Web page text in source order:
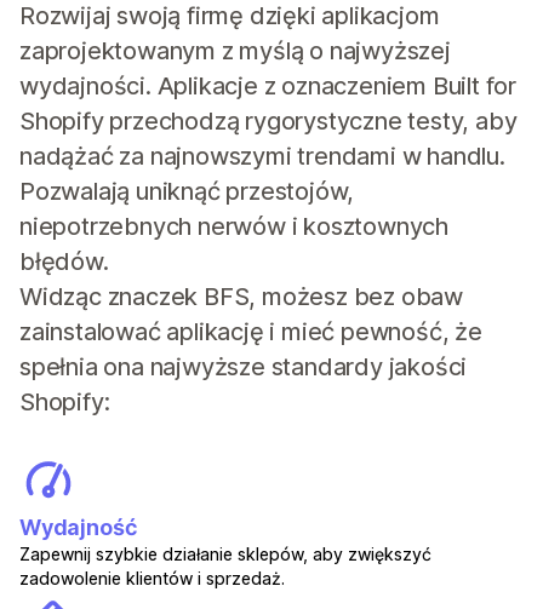
Rozwijaj swoją firmę dzięki aplikacjom
zaprojektowanym z myślą o najwyższej
wydajności. Aplikacje z oznaczeniem Built for
Shopify przechodzą rygorystyczne testy, aby
nadążać za najnowszymi trendami w handlu.
Pozwalają uniknąć przestojów,
niepotrzebnych nerwów i kosztownych
błędów.
Widząc znaczek BFS, możesz bez obaw
zainstalować aplikację i mieć pewność, że
spełnia ona najwyższe standardy jakości
Shopify:
Wydajność
Zapewnij szybkie działanie sklepów, aby zwiększyć
zadowolenie klientów i sprzedaż.